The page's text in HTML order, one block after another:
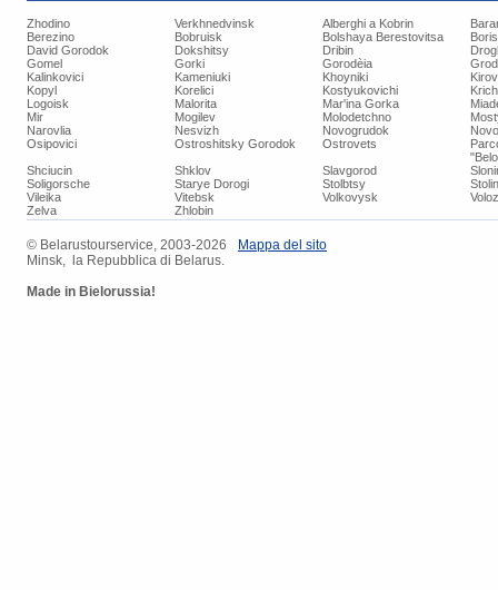
Zhodino Verkhnedvinsk Alberghi a Kobrin
Berezino
Bobruisk Bolshaya Berestovitsa
David Gorodok
Dokshitsy Dribin
Gomel
Gorki Gorodèia
Kalinkovici
Kameniuki Khoyniki
Kopyl
Korelici Kostyukovichi
Logoisk
Malorita Mar'ina Gorka
Mir
Mogilev Molodetchno
Narovlia
Nesvizh Novogrudok
Osipovici
Ostroshitsky Gorodok Ostrovets
Shciucin
Shklov Slavgorod
Soligorsche
Starye Dorogi Stolbtsy
Stolin
Vileika
Vitebsk Volkovysk
Zelva
Zhlobin
© ​Belarustourservice, 2003-2026
Minsk, la Repubblica di Belarus.
Made in Bielorussia!
​Mappa del sito